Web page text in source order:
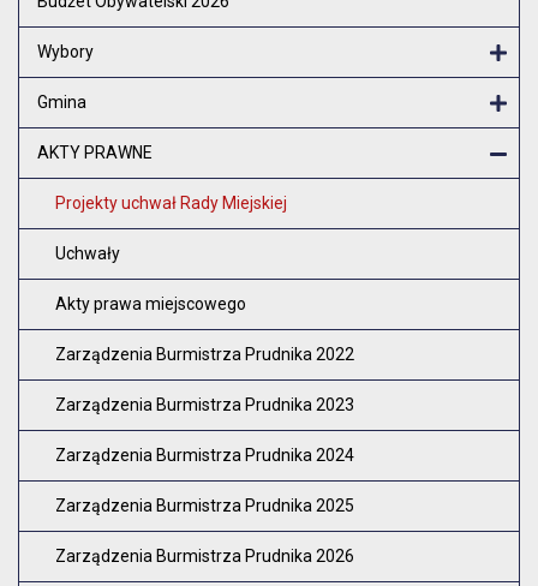
Wybory
Gmina
AKTY PRAWNE
Projekty uchwał Rady Miejskiej
Uchwały
Akty prawa miejscowego
Zarządzenia Burmistrza Prudnika 2022
Zarządzenia Burmistrza Prudnika 2023
Zarządzenia Burmistrza Prudnika 2024
Zarządzenia Burmistrza Prudnika 2025
Zarządzenia Burmistrza Prudnika 2026